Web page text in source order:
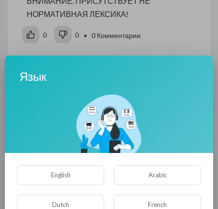
НОРМАТИВНАЯ ЛЕКСИКА!
0 0 • 0 Комментарии
Комментариев нет
Язык
English Arabic
Dutch French